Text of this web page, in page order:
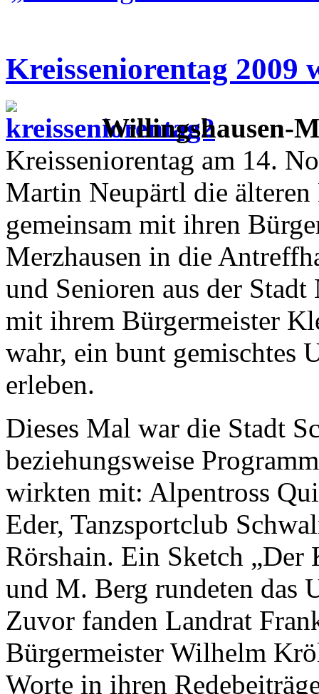
Kreisseniorentag 2009
Willingshausen-
Kreisseniorentag am 14.
Martin Neupärtl die
gemeinsam mit ihren
Merzhausen in die
und Senioren aus der
mit ihrem Bürgermeister
wahr, ein bunt gemischtes
erleben.
Dieses Mal war die Stadt
beziehungsweise
wirkten mit: Alpentross
Eder, Tanzsportclub
Rörshain. Ein Sketch
und M. Berg rundeten das
Zuvor fanden Landrat
Bürgermeister Wilhelm
Worte in ihren